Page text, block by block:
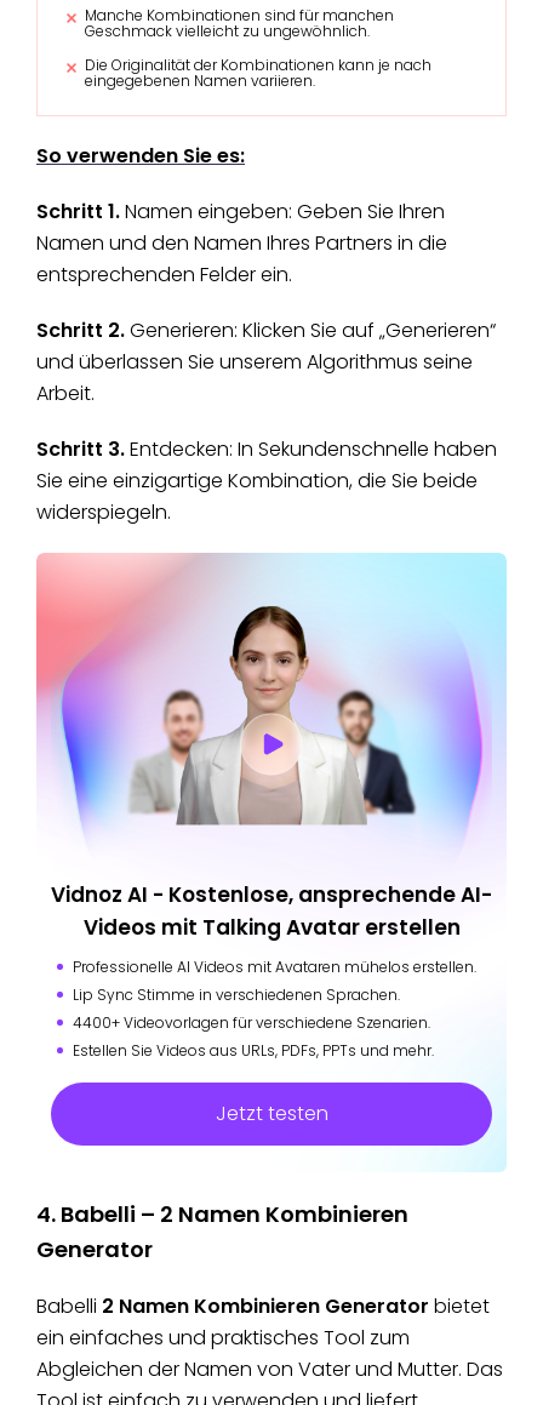
Manche Kombinationen sind für manchen
Geschmack vielleicht zu ungewöhnlich.
Die Originalität der Kombinationen kann je nach
eingegebenen Namen variieren.
So verwenden Sie es:
Schritt 1.Namen eingeben: Geben Sie Ihren
Namen und den Namen Ihres Partners in die
entsprechenden Felder ein.
Schritt 2.Generieren: Klicken Sie auf „Generieren“
und überlassen Sie unserem Algorithmus seine
Arbeit.
Schritt 3.Entdecken: In Sekundenschnelle haben
Sie eine einzigartige Kombination, die Sie beide
widerspiegeln.
Vidnoz AI - Kostenlose, ansprechende AI-
Videos mit Talking Avatar erstellen
Professionelle AI Videos mit Avataren mühelos erstellen.
Lip Sync Stimme in verschiedenen Sprachen.
4400+ Videovorlagen für verschiedene Szenarien.
Estellen Sie Videos aus URLs, PDFs, PPTs und mehr.
Jetzt testen
4. Babelli – 2 Namen Kombinieren
Generator
Babelli 2 Namen Kombinieren Generator bietet
ein einfaches und praktisches Tool zum
Abgleichen der Namen von Vater und Mutter. Das